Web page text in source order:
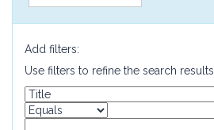
Add filters:
Use filters to refine the search results.